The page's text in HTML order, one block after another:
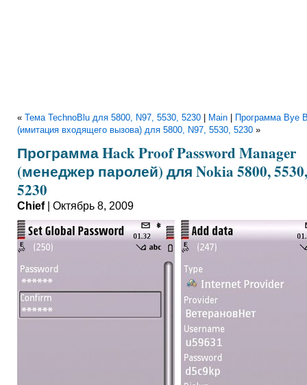
« Тема TechnoBlu для 5800, N97, 5530, 5230 Main
Программа Bye
(имитация входящего вызова) для 5800, N97, 5530, 5230 »
Программа Hack Proof Password Manager
(менеджер паролей) для Nokia 5800,
5230
Chief| Октябрь 8, 2009